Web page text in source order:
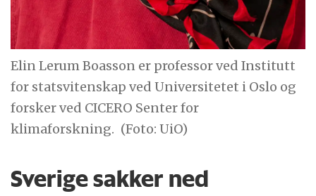
Elin Lerum Boasson er professor ved Institutt
for statsvitenskap ved Universitetet i Oslo og
forsker ved CICERO Senter for
klimaforskning. (Foto: UiO)
Sverige sakker ned